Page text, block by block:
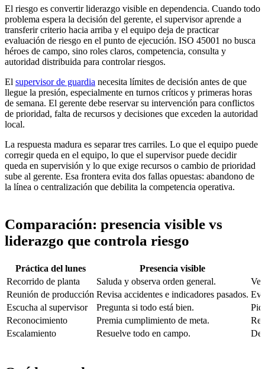
El riesgo es convertir liderazgo visible en dependencia. Cuando todo
problema espera la decisión del gerente, el supervisor aprende a
transferir criterio hacia arriba y el equipo deja de practicar
evaluación de riesgo en el punto de ejecución. ISO 45001 no busca
héroes de campo, sino roles claros, competencia, consulta y
autoridad distribuida para controlar riesgos.
El supervisor de guardia necesita límites de decisión antes de que
llegue la presión, especialmente en turnos críticos y primeras horas
de semana. El gerente debe reservar su intervención para conflictos
de prioridad, falta de recursos y decisiones que exceden la autoridad
local.
La respuesta madura es separar tres carriles. Lo que el equipo puede
corregir queda en el equipo, lo que el supervisor puede decidir
queda en supervisión y lo que exige recursos o cambio de prioridad
sube al gerente. Esa frontera evita dos fallas opuestas: abandono de
la línea o centralización que debilita la competencia operativa.
Comparación: presencia visible vs
liderazgo que controla riesgo
Práctica del lunes
Presencia visible
Recorrido de planta
Saluda y observa orden general.
Reunión de producción Revisa accidentes e indicadores pasados.
Escucha al supervisor
Pregunta si todo está bien.
Reconocimiento
Premia cumplimiento de meta.
Escalamiento
Resuelve todo en campo.